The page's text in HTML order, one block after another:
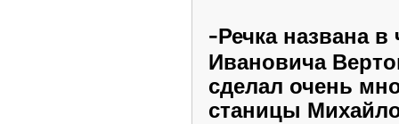
-Речка названа
Ивановича
сделал очень
станицы